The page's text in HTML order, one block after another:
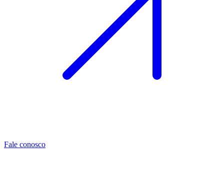
Fale conosco